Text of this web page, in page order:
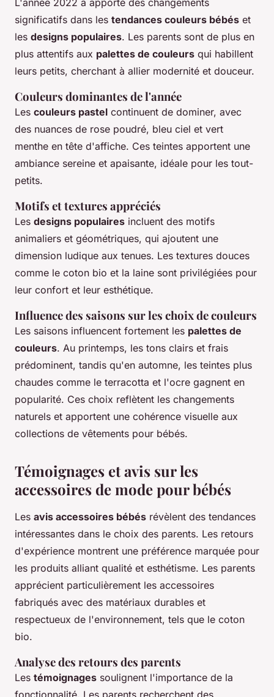
L'année 2022 a apporté des changements
significatifs dans les tendances couleurs bébés et
les designs populaires. Les parents sont de plus en
plus attentifs aux palettes de couleurs qui habillent
leurs petits, cherchant à allier modernité et douceur.
Couleurs dominantes de l'année
Les couleurs pastel continuent de dominer, avec
des nuances de rose poudré, bleu ciel et vert
menthe en tête d'affiche. Ces teintes apportent une
ambiance sereine et apaisante, idéale pour les tout-
petits.
Motifs et textures appréciés
Les designs populaires incluent des motifs
animaliers et géométriques, qui ajoutent une
dimension ludique aux tenues. Les textures douces
comme le coton bio et la laine sont privilégiées pour
leur confort et leur esthétique.
Influence des saisons sur les choix de couleurs
Les saisons influencent fortement les palettes de
couleurs. Au printemps, les tons clairs et frais
prédominent, tandis qu'en automne, les teintes plus
chaudes comme le terracotta et l'ocre gagnent en
popularité. Ces choix reflètent les changements
naturels et apportent une cohérence visuelle aux
collections de vêtements pour bébés.
Témoignages et avis sur les
accessoires de mode pour bébés
Les avis accessoires bébés révèlent des tendances
intéressantes dans le choix des parents. Les retours
d'expérience montrent une préférence marquée pour
les produits alliant qualité et esthétisme. Les parents
apprécient particulièrement les accessoires
fabriqués avec des matériaux durables et
respectueux de l'environnement, tels que le coton
bio.
Analyse des retours des parents
Les témoignages soulignent l'importance de la